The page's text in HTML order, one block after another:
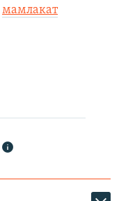
мамлакат